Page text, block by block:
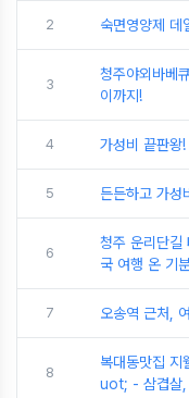
2 숙면영양제 데
3
청주야외바베
이까지!
4 가성비 끝판왕
5 든든하고 가성
6
청주 운리단
국 여행 온 기
7 오송역 근처,
8
복대동맛집
uot; - 삼겹살,